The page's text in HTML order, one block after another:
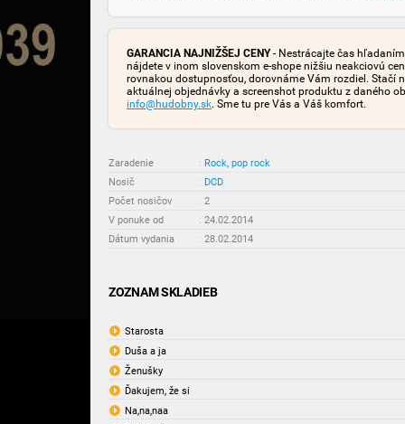
GARANCIA NAJNIŽŠEJ CENY- Nestrácajte čas
nájdete v inom slovenskom e-shope nižšiu neakciovú
rovnakou dostupnosťou, dorovnáme Vám rozdiel. Stačí
aktuálnej objednávky a screenshot produktu z daného
info@hudobny.sk. Sme tu pre Vás a Váš komfort.
Zaradenie : Rock, pop rock
Nosič
: DCD
Počet nosičov
: 2
V ponuke od
: 24.02.2014
Dátum vydania
: 28.02.2014
ZOZNAM SKLADIEB
Starosta
Duša a ja
Ženušky
Ďakujem, že si
Na,na,naa